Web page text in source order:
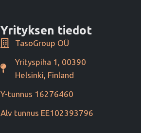
Yrityksen tiedot
TasoGroup OÜ
Yrityspiha 1, 00390
Helsinki, Finland
Y-tunnus 16276460
Alv tunnus EE102393796